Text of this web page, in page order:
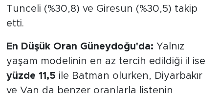
Tunceli (%30,8) ve Giresun (%30,5) takip
etti.
En Düşük Oran Güneydoğu'da: Yalnız
yaşam modelinin en az tercih edildiği il ise
yüzde 11,5 ile Batman olurken, Diyarbakır
ve Van da benzer oranlarla listenin